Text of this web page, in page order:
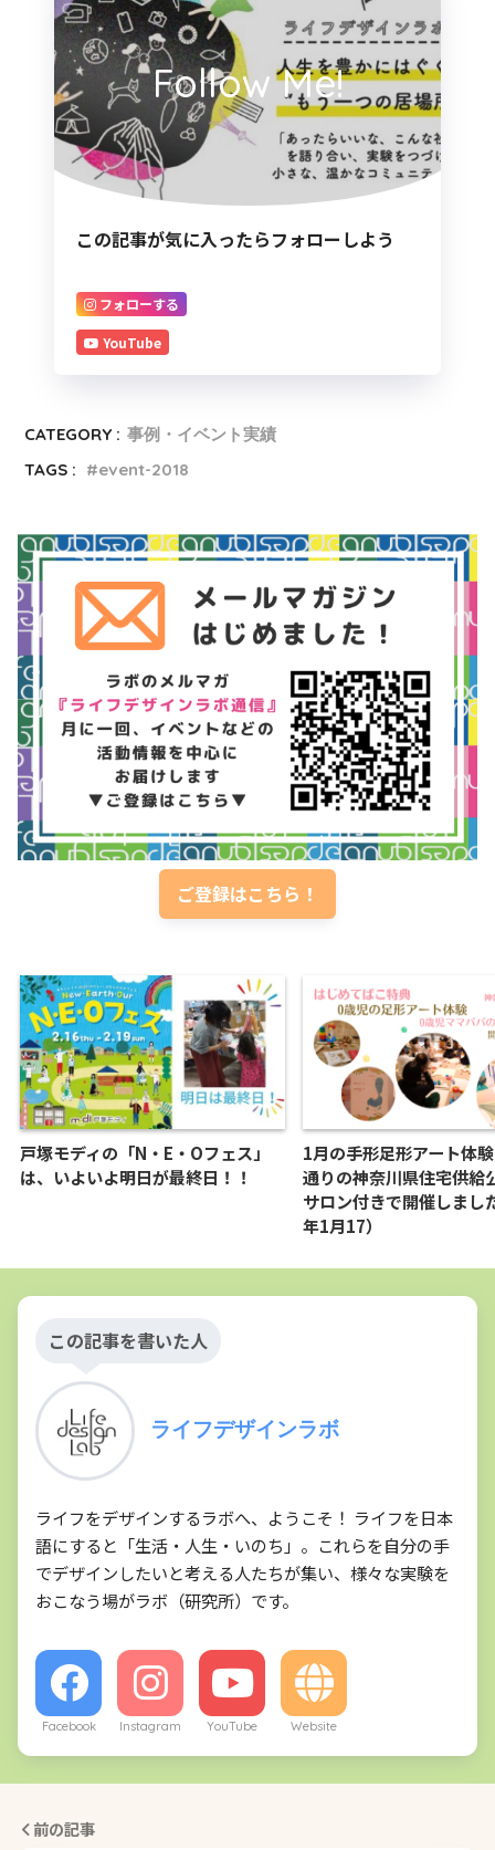
Follow Me!
この記事が気に入ったらフォローしよう
フォローする
YouTube
CATEGORY : 事例・イベント実績
TAGS :
event-2018
ご登録はこちら！
戸塚モディの「N・E・Oフェス」
は、いよいよ明日が最終日！！
1月の手形足形アート体
通りの神奈川県住宅供給
サロン付きで開催しまし
年1月17）
この記事を書いた人
ライフデザインラボ
ライフをデザインするラボへ、ようこそ！ ライフを日本
語にすると「生活・人生・いのち」。これらを自分の手
でデザインしたいと考える人たちが集い、様々な実験を
おこなう場がラボ（研究所）です。
Facebook Instagram YouTube Website
前の記事